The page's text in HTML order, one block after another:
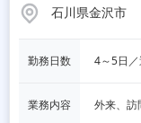
石川県金沢市
勤務日数 4～5日／
業務内容 外来、訪